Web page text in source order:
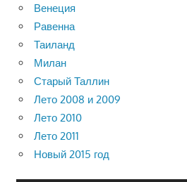
Венеция
Равенна
Таиланд
Милан
Старый Таллин
Лето 2008 и 2009
Лето 2010
Лето 2011
Новый 2015 год